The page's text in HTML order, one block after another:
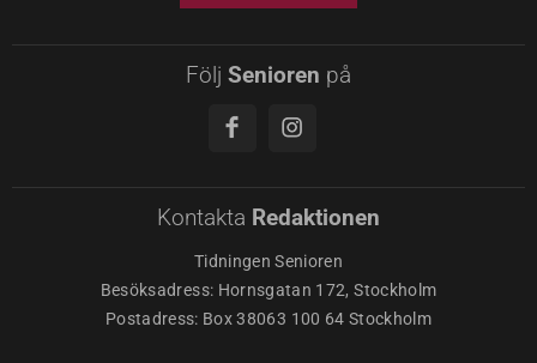
Följ Senioren på
Kontakta Redaktionen
Tidningen Senioren
Besöksadress: Hornsgatan 172, Stockholm
Postadress: Box 38063 100 64 Stockholm